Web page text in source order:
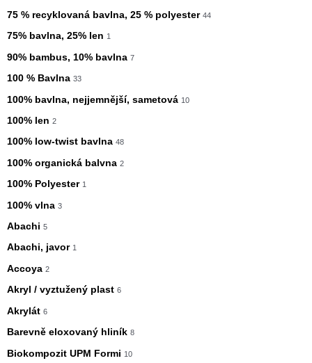
75 % recyklovaná bavlna, 25 % polyester 44
75% bavlna, 25% len 1
90% bambus, 10% bavlna 7
100 % Bavlna 33
100% bavlna, nejjemnější, sametová 10
100% len 2
100% low-twist bavlna 48
100% organická balvna 2
100% Polyester 1
100% vlna 3
Abachi 5
Abachi, javor 1
Accoya 2
Akryl / vyztužený plast 6
Akrylát 6
Barevně eloxovaný hliník 8
Biokompozit UPM Formi 10